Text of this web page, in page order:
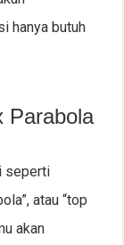
hanya butuh
Parabola
seperti
atau “top
akan